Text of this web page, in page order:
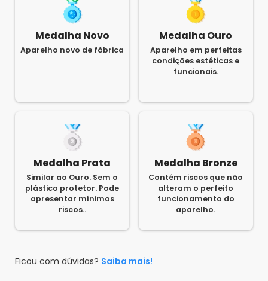
Medalha Novo
Aparelho novo de fábrica
Medalha Ouro
Aparelho em perfeitas
condições estéticas e
funcionais.
Medalha Prata
Similar ao Ouro. Sem o
plástico protetor. Pode
apresentar mínimos
riscos..
Medalha Bronze
Contém riscos que não
alteram o perfeito
funcionamento do
aparelho.
Ficou com dúvidas? Saiba mais!